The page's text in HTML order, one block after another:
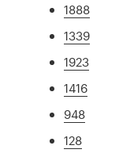
1888
1339
1923
1416
948
128